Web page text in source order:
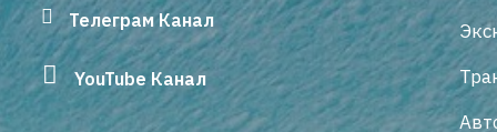
Телеграм Канал
YouTube Канал